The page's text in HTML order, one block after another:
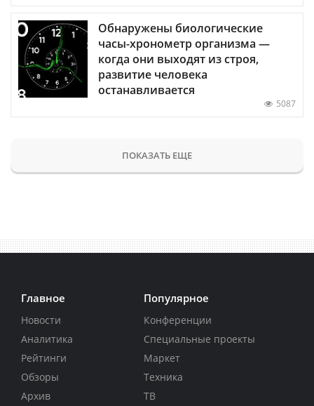
Обнаружены биологические
часы-хронометр организма —
когда они выходят из строя,
развитие человека
останавливается
5087
ПОКАЗАТЬ ЕЩЕ
Главное
Новости
Аналитика
Рейтинги
Обзоры
Архив
Популярное
Конференции
Специальные проекты
Маркет
Техника
ТВ